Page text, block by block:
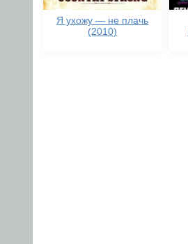
Я ухожу — не плачь
(2010)